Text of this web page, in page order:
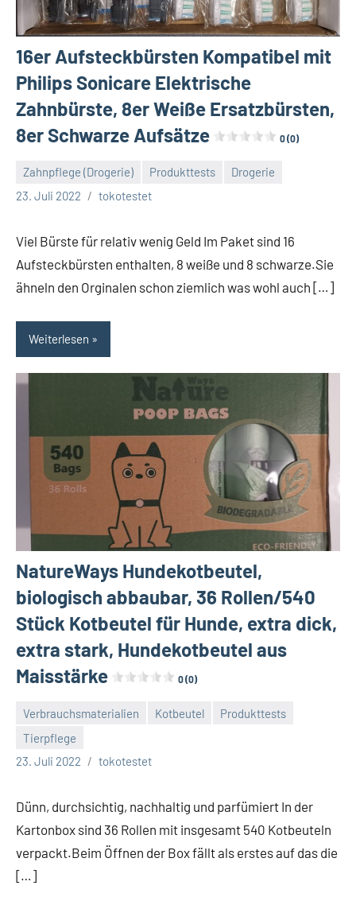
16er Aufsteckbürsten Kompatibel mit
Philips Sonicare Elektrische
Zahnbürste, 8er Weiße Ersatzbürsten,
8er Schwarze Aufsätze
0 (0)
Zahnpflege (Drogerie) Produkttests
Drogerie
23. Juli 2022
tokotestet
Keine
Viel Bürste für relativ wenig Geld Im Paket sind 16
Aufsteckbürsten enthalten, 8 weiße und 8 schwarze.Sie
ähneln den Orginalen schon ziemlich was wohl auch […]
Weiterlesen
NatureWays Hundekotbeutel,
biologisch abbaubar, 36 Rollen/540
Stück Kotbeutel für Hunde, extra dick,
extra stark, Hundekotbeutel aus
Maisstärke
0 (0)
Verbrauchsmaterialien Kotbeutel
Produkttests
Tierpflege
23. Juli 2022
tokotestet
Keine
Kommentare
Dünn, durchsichtig, nachhaltig und parfümiert In der
Kartonbox sind 36 Rollen mit insgesamt 540 Kotbeuteln
verpackt.Beim Öffnen der Box fällt als erstes auf das die
[…]